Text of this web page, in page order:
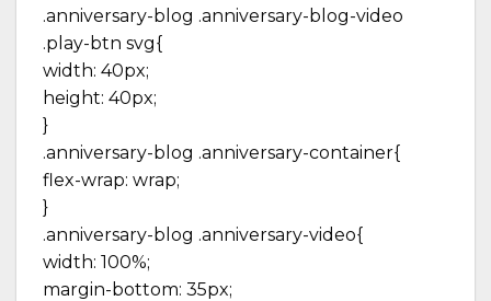
.anniversary-blog .anniversary-blog-video
.play-btn svg{
width: 40px;
height: 40px;
}
.anniversary-blog .anniversary-container{
flex-wrap: wrap;
}
.anniversary-blog .anniversary-video{
width: 100%;
margin-bottom: 35px;